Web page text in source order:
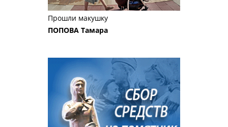
Прошли макушку
ПОПОВА Тамара